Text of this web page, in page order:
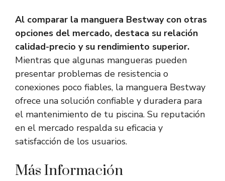
Al comparar la manguera Bestway con otras
opciones del mercado, destaca su relación
calidad-precio y su rendimiento superior.
Mientras que algunas mangueras pueden
presentar problemas de resistencia o
conexiones poco fiables, la manguera Bestway
ofrece una solución confiable y duradera para
el mantenimiento de tu piscina. Su reputación
en el mercado respalda su eficacia y
satisfacción de los usuarios.
Más Información